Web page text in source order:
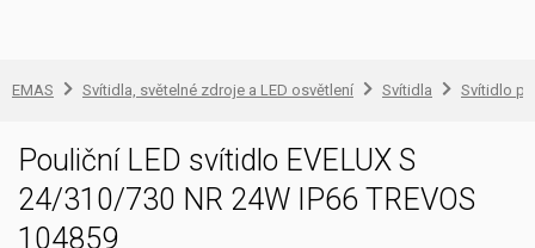
EMAS Svítidla, světelné zdroje a LED osvětlení Svítidla Svítidlo
Pouliční LED svítidlo EVELUX S
24/310/730 NR 24W IP66 TREVOS
104859